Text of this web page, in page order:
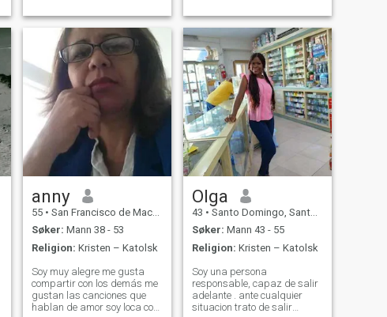
Buscando a alguien que
comparta intereses
similares y valore la familia
complicidad y alegría. Valoro
la honestidad, el respeto y
las conv
anny
55 • San Francisco de Macorís, Duarte, Den Dominikanske Rep.
Søker: Mann 38 - 53
Religion: Kristen – Katolsk
Soy muy alegre me gusta
compartir con los demás me
gustan las canciones que
hablan de amor soy loca con
Olga
43 • Santo Domingo, Santo Domingo, Den Dominikanske Rep.
Søker: Mann 43 - 55
Religion: Kristen – Katolsk
Soy una persona
responsable, capaz de salir
adelante . ante cualquier
situacion trato de salir